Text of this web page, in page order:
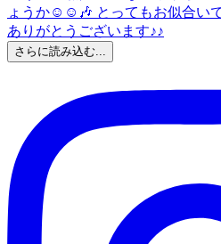
さらに読み込む...